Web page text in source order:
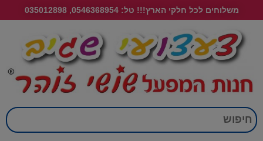
משלוחים לכל חלקי הארץ!!! טל: 0546368954, 035012898